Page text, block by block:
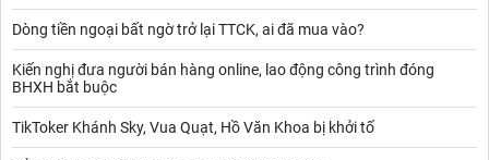
Dòng tiền ngoại bất ngờ trở lại TTCK, ai đã mua vào?
Kiến nghị đưa người bán hàng online, lao động công trình đóng
BHXH bắt buộc
TikToker Khánh Sky, Vua Quạt, Hồ Văn Khoa bị khởi tố